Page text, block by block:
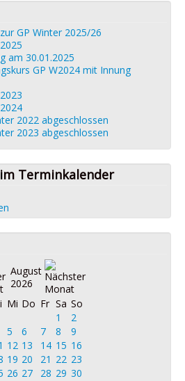
GP Winter 2025/26
am 30.01.2025
GP W2024 mit Innung
2022 abgeschlossen
2023 abgeschlossen
Terminkalender
August
2026
Mi Do Fr Sa So
1
2
5 6 7 8
9
12 13 14 15 16
19 20 21 22 23
26 27 28 29 30